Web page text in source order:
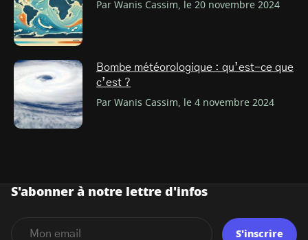
Par Wanis Cassim, le 20 novembre 2024
Bombe météorologique : qu’est-ce que
c’est ?
Par Wanis Cassim, le 4 novembre 2024
S'abonner à notre lettre d'infos
S'inscrire